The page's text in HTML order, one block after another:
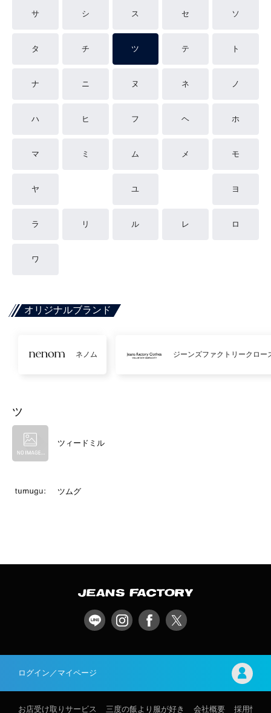
サ シ ス セ ソ
タ チ ツ テ ト
ナ ニ ヌ ネ ノ
ハ ヒ フ ヘ ホ
マ ミ ム メ モ
ヤ ユ ヨ
ラ リ ル レ ロ
ワ
オリジナルブランド
ネノム ジーンズファクトリークロー
ツ
ツィードミル
ツムグ
ログイン／マイページ
お店受け取りサービス 三度の飯より服が好き 会社概要 採用情報